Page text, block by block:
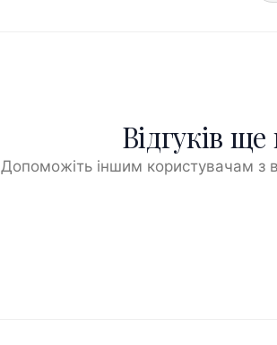
Відгуків
Допоможіть іншим користувачам з